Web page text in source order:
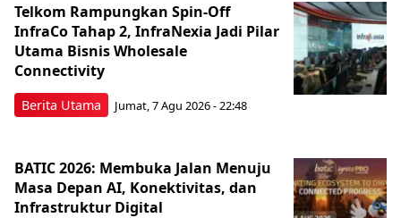
Berita Utama
Telkom Rampungkan Spin-Off
InfraCo Tahap 2, InfraNexia Jadi Pilar
Utama Bisnis Wholesale
Connectivity
Jumat, 7 Agu 2026 - 22:48
BATIC 2026: Membuka Jalan Menuju
Masa Depan AI, Konektivitas, dan
Infrastruktur Digital